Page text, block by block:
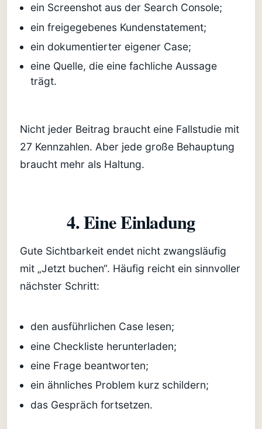
ein Screenshot aus der Search Console;
ein freigegebenes Kundenstatement;
ein dokumentierter eigener Case;
eine Quelle, die eine fachliche Aussage
trägt.
Nicht jeder Beitrag braucht eine Fallstudie mit
27 Kennzahlen. Aber jede große Behauptung
braucht mehr als Haltung.
4. Eine Einladung
Gute Sichtbarkeit endet nicht zwangsläufig
mit „Jetzt buchen“. Häufig reicht ein sinnvoller
nächster Schritt:
den ausführlichen Case lesen;
eine Checkliste herunterladen;
eine Frage beantworten;
ein ähnliches Problem kurz schildern;
das Gespräch fortsetzen.